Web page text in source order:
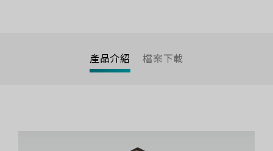
產品介紹 檔案下載